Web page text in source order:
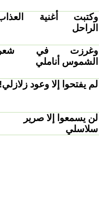
وكتبت أغنية
الراحل
وغرزت في شعر
الشموس أناملي
لم يفتحوا إلا وعود زلازلي!
لن يسمعوا إلا صرير
سلاسلي